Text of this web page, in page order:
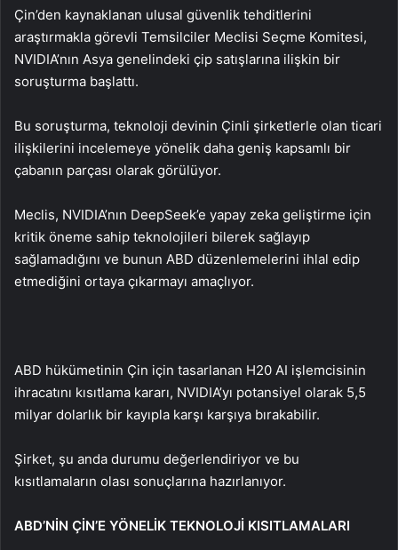
Çin’den kaynaklanan ulusal güvenlik tehditlerini
araştırmakla görevli Temsilciler Meclisi Seçme Komitesi,
NVIDIA’nın Asya genelindeki çip satışlarına ilişkin bir
soruşturma başlattı.
Bu soruşturma, teknoloji devinin Çinli şirketlerle olan ticari
ilişkilerini incelemeye yönelik daha geniş kapsamlı bir
çabanın parçası olarak görülüyor.
Meclis, NVIDIA’nın DeepSeek’e yapay zeka geliştirme için
kritik öneme sahip teknolojileri bilerek sağlayıp
sağlamadığını ve bunun ABD düzenlemelerini ihlal edip
etmediğini ortaya çıkarmayı amaçlıyor.
ABD hükümetinin Çin için tasarlanan H20 AI işlemcisinin
ihracatını kısıtlama kararı, NVIDIA’yı potansiyel olarak 5,5
milyar dolarlık bir kayıpla karşı karşıya bırakabilir.
Şirket, şu anda durumu değerlendiriyor ve bu
kısıtlamaların olası sonuçlarına hazırlanıyor.
ABD’NİN ÇİN’E YÖNELİK TEKNOLOJİ KISITLAMALARI